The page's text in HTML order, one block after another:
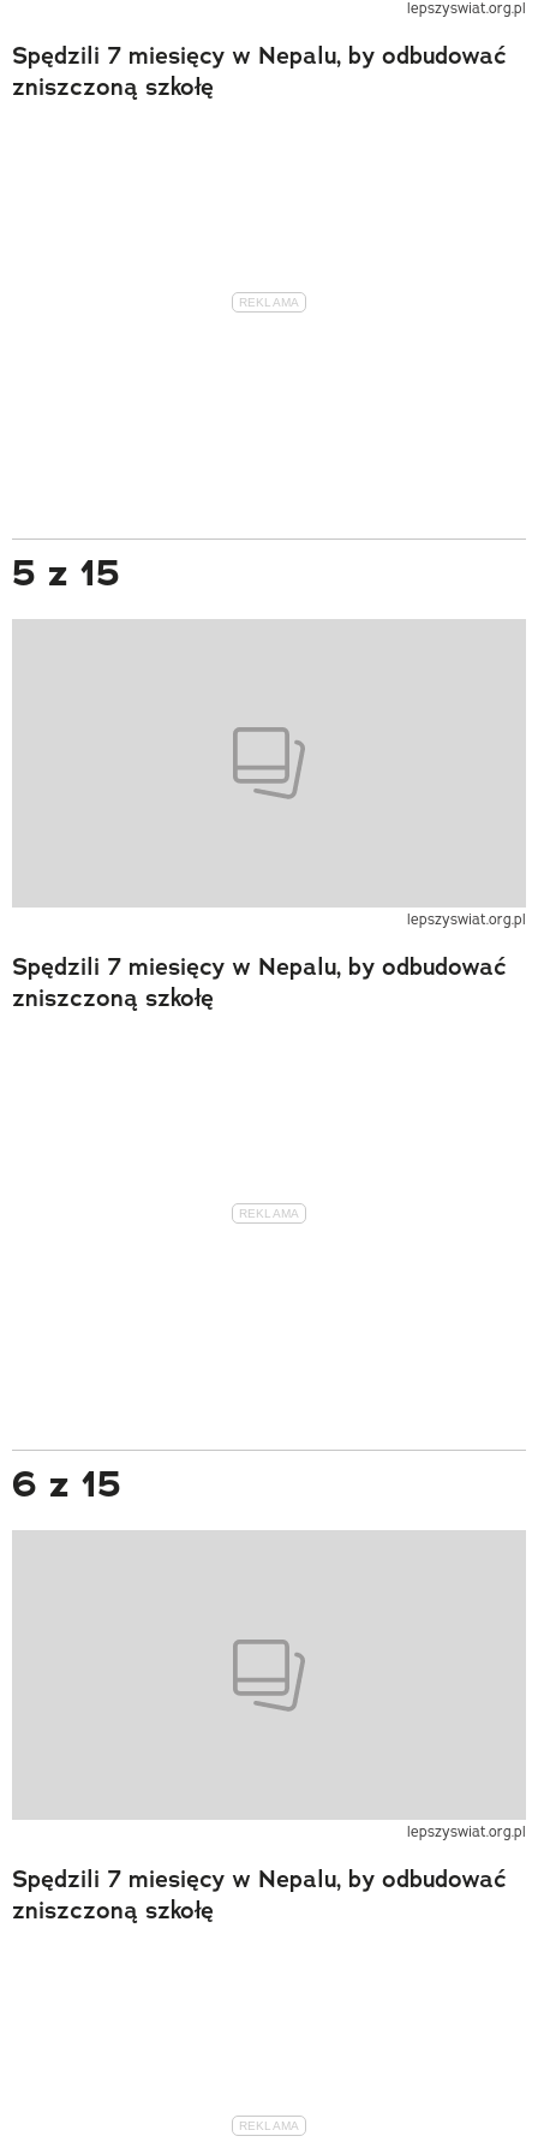
lepszyswiat.org.pl
Spędzili 7 miesięcy w Nepalu, by odbudować
zniszczoną szkołę
5 z 15
lepszyswiat.org.pl
Spędzili 7 miesięcy w Nepalu, by odbudować
zniszczoną szkołę
6 z 15
lepszyswiat.org.pl
Spędzili 7 miesięcy w Nepalu, by odbudować
zniszczoną szkołę